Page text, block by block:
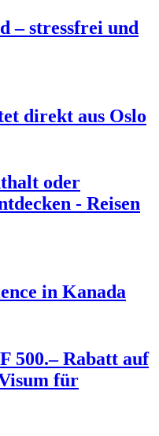
– stressfrei und
direkt aus Oslo
oder
- Reisen
in Kanada
500.– Rabatt auf
für